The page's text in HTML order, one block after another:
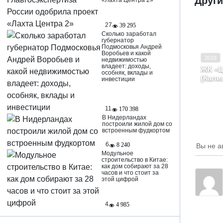
27
39 295
Сколько заработал
губернатор
Подмосковья Андрей
Воробьев и какой
недвижимостью
владеет: доходы,
особняк, вклады и
инвестиции
11
170 398
В Нидерландах
построили жилой дом со
встроенным фудкортом
6
8 240
Модульное
строительство в Китае:
как дом собирают за 28
часов и что стоит за
этой цифрой
4 4 985
2018
ЖК
Ввод в
Класс
Вы не